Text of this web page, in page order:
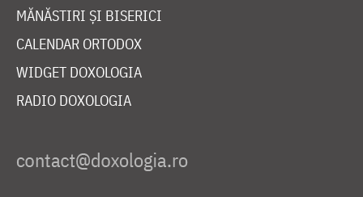
MĂNĂSTIRI ȘI BISERICI
CALENDAR ORTODOX
WIDGET DOXOLOGIA
RADIO DOXOLOGIA